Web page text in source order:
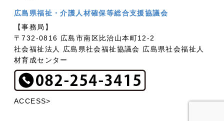
広島県福祉・介護人材確保等総合支援協議会
【事務局】
〒732-0816 広島市南区比治山本町12-2
社会福祉法人 広島県社会福祉協議会 広島県社会福祉人
材育成センター
ACCESS>